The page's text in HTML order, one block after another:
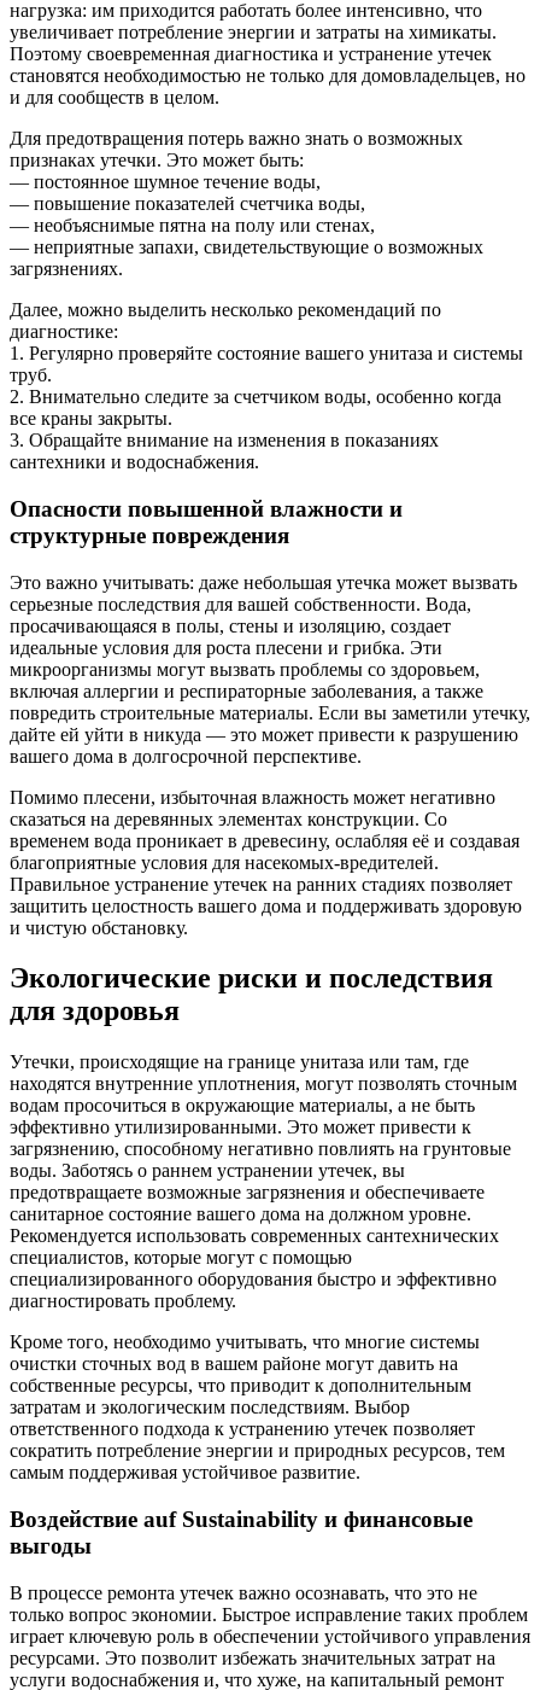
нагрузка: им приходится работать более интенсивно, что
увеличивает потребление энергии и затраты на химикаты.
Поэтому своевременная диагностика и устранение утечек
становятся необходимостью не только для домовладельцев, но
и для сообществ в целом.
Для предотвращения потерь важно знать о возможных
признаках утечки. Это может быть:
— постоянное шумное течение воды,
— повышение показателей счетчика воды,
— необъяснимые пятна на полу или стенах,
— неприятные запахи, свидетельствующие о возможных
загрязнениях.
Далее, можно выделить несколько рекомендаций по
диагностике:
1. Регулярно проверяйте состояние вашего унитаза и системы
труб.
2. Внимательно следите за счетчиком воды, особенно когда
все краны закрыты.
3. Обращайте внимание на изменения в показаниях
сантехники и водоснабжения.
Опасности повышенной влажности и
структурные повреждения
Это важно учитывать: даже небольшая утечка может вызвать
серьезные последствия для вашей собственности. Вода,
просачивающаяся в полы, стены и изоляцию, создает
идеальные условия для роста плесени и грибка. Эти
микроорганизмы могут вызвать проблемы со здоровьем,
включая аллергии и респираторные заболевания, а также
повредить строительные материалы. Если вы заметили утечку,
дайте ей уйти в никуда — это может привести к разрушению
вашего дома в долгосрочной перспективе.
Помимо плесени, избыточная влажность может негативно
сказаться на деревянных элементах конструкции. Со
временем вода проникает в древесину, ослабляя её и создавая
благоприятные условия для насекомых-вредителей.
Правильное устранение утечек на ранних стадиях позволяет
защитить целостность вашего дома и поддерживать здоровую
и чистую обстановку.
Экологические риски и последствия
для здоровья
Утечки, происходящие на границе унитаза или там, где
находятся внутренние уплотнения, могут позволять сточным
водам просочиться в окружающие материалы, а не быть
эффективно утилизированными. Это может привести к
загрязнению, способному негативно повлиять на грунтовые
воды. Заботясь о раннем устранении утечек, вы
предотвращаете возможные загрязнения и обеспечиваете
санитарное состояние вашего дома на должном уровне.
Рекомендуется использовать современных сантехнических
специалистов, которые могут с помощью
специализированного оборудования быстро и эффективно
диагностировать проблему.
Кроме того, необходимо учитывать, что многие системы
очистки сточных вод в вашем районе могут давить на
собственные ресурсы, что приводит к дополнительным
затратам и экологическим последствиям. Выбор
ответственного подхода к устранению утечек позволяет
сократить потребление энергии и природных ресурсов, тем
самым поддерживая устойчивое развитие.
Воздействие auf Sustainability и финансовые
выгоды
В процессе ремонта утечек важно осознавать, что это не
только вопрос экономии. Быстрое исправление таких проблем
играет ключевую роль в обеспечении устойчивого управления
ресурсами. Это позволит избежать значительных затрат на
услуги водоснабжения и, что хуже, на капитальный ремонт